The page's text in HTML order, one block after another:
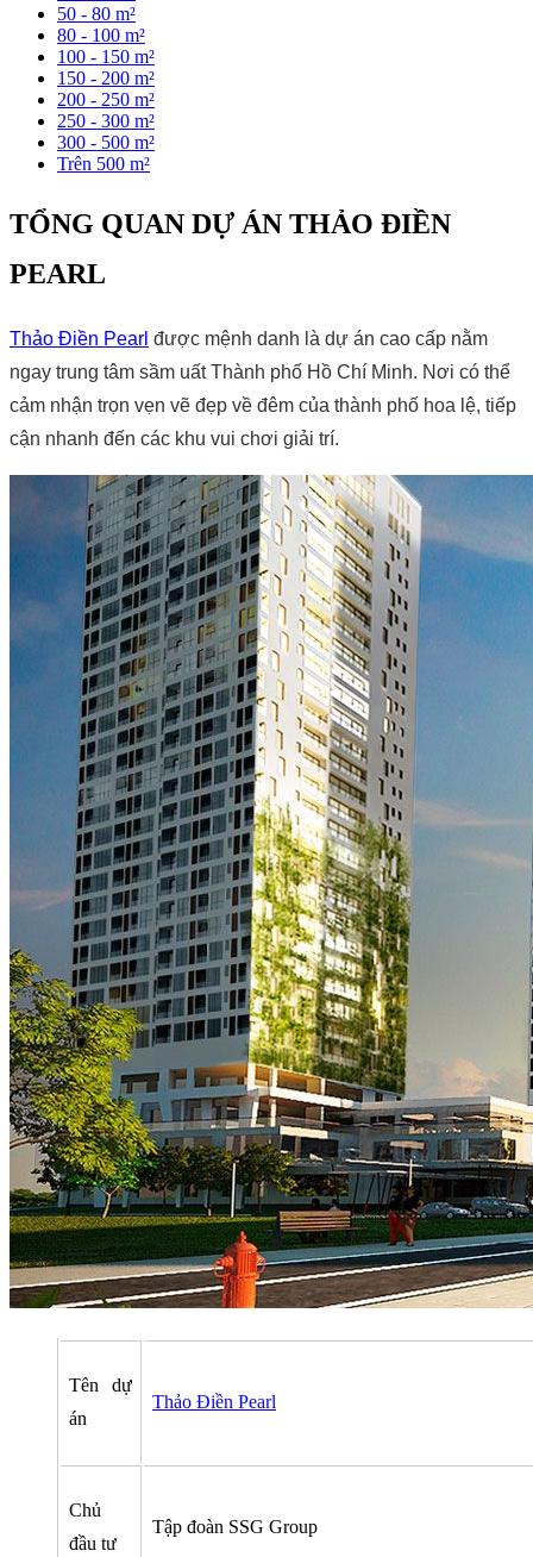
50 - 80 m²
80 - 100 m²
100 - 150 m²
150 - 200 m²
200 - 250 m²
250 - 300 m²
300 - 500 m²
Trên 500 m²
TỔNG QUAN DỰ ÁN THẢO ĐIỀN
PEARL
Thảo Điền Pearl được mệnh danh là dự án cao cấp nằm
ngay trung tâm sầm uất Thành phố Hồ Chí Minh. Nơi có thể
cảm nhận trọn vẹn vẽ đẹp về đêm của thành phố hoa lệ, tiếp
cận nhanh đến các khu vui chơi giải trí.
Tên dự
án
Thảo Điền Pearl
Chủ
đầu tư
Tập đoàn SSG Group